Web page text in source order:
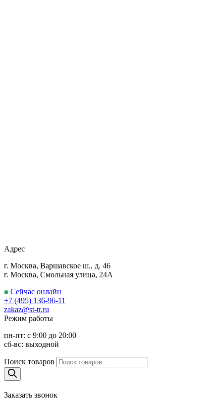
Адрес
г. Москва, Варшавское ш., д. 46
г. Москва, Смольная улица, 24А
Сейчас онлайн
+7 (495) 136-96-11
zakaz@st-tr.ru
Режим работы
пн-пт: с 9:00 до 20:00
сб-вс: выходной
Поиск товаров
Заказать звонок